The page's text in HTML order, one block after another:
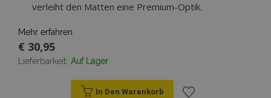
verleiht den Matten eine Premium-Optik.
Mehr erfahren
€ 30,95
Lieferbarkeit: Auf Lager
In Den Warenkorb